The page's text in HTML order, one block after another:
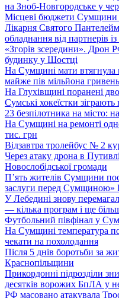
на Зноб-Новгородське у
Місцеві бюджети Сумщини
Лікарня Святого
обладнання від партнерів
«Згорів зсередини». Дрон
будинку у Шостці
На Сумщині мати втягнула
майже пів мільйона гривень
На Глухівщині поранені
Сумські хокеїстки
23 безпілотника на місто:
На Сумщині на ремонті
тис. грн
Відзавтра тролейбус № 2
Через атаку дрона в
Новослобідської громади
П’ять жителів Сумщини
заслуги перед Сумщиною»
У Лебедині знову
— кілька програм і ще
Футбольний півфінал у
На Сумщині температура
чекати на похолодання
Після 5 днів боротьби за
Краснопільщини
Прикордонні підрозділи
десятків ворожих БпЛА у
РФ масовано атакувала